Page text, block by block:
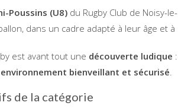
Poussins (U8) du Rugby Club de Noisy-
dans un cadre adapté à leur âge et
est avant tout une découverte ludique
environnement bienveillant et sécurisé.
de la catégorie